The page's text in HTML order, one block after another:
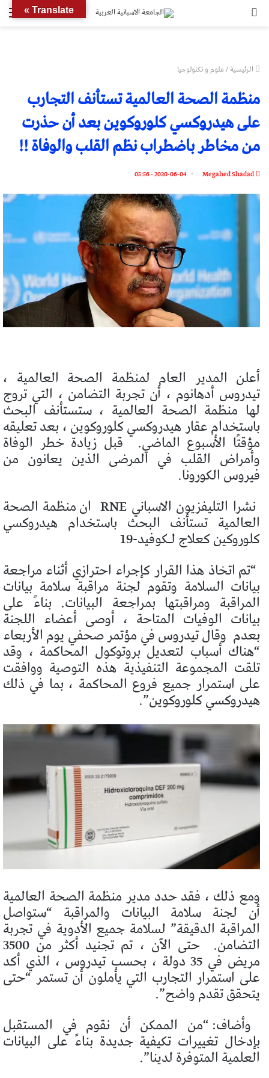
الرئيسية/علوم و تكنولوجيا
منظمة الصحة العالمية تستأنف التجارب
على هيدروكسي كلوروكوين بعد أن حذرت
من مخاطر باضطراب نظم القلب والوفاة !!
Megahed Shadad
2020-06-04 - 05:56
أعلن المدير العام لمنظمة الصحة العالمية ،
تيدروس أدهانوم ، أن تجربة التضامن ، التي تروج
لها منظمة الصحة العالمية ، ستستأنف البحث
باستخدام عقار هيدروكسي كلوروكوين ، بعد تعليقه
مؤقتًا الأسبوع الماضي. قبل زيادة خطر الوفاة
وأمراض القلب في المرضى الذين يعانون من
فيروس الكورونا.
نشرا التليفزيون الاسباني RNE
ان منظمة الصحة
العالمية تستأنف البحث باستخدام هيدروكسي
كلوروكين كعلاج لـكوفيد-19
“تم اتخاذ هذا القرار كإجراء احترازي أثناء مراجعة
بيانات السلامة وتقوم لجنة مراقبة سلامة بيانات
المراقبة ومراقبتها بمراجعة البيانات. بناءً على
بيانات الوفيات المتاحة ، أوصى أعضاء اللجنة
بعدم وقال تيدروس في مؤتمر صحفي يوم الأربعاء
“هناك أسباب لتعديل بروتوكول المحاكمة ، وقد
تلقت المجموعة التنفيذية هذه التوصية ووافقت
على استمرار جميع فروع المحاكمة ، بما في ذلك
هيدروكسي كلوروكوين”.
ومع ذلك ، فقد حدد مدير منظمة الصحة العالمية
أن لجنة سلامة البيانات والمراقبة “ستواصل
المراقبة الدقيقة” لسلامة جميع الأدوية في تجربة
التضامن. حتى الآن ، تم تجنيد أكثر من 3500
مريض في 35 دولة ، بحسب تيدروس ، الذي أكد
على استمرار التجارب التي يأملون أن تستمر “حتى
يتحقق تقدم واضح”.
وأضاف: “من الممكن أن نقوم في المستقبل
بإدخال تغييرات تكيفية جديدة بناءً على البيانات
العلمية المتوفرة لدينا”.
Translate »